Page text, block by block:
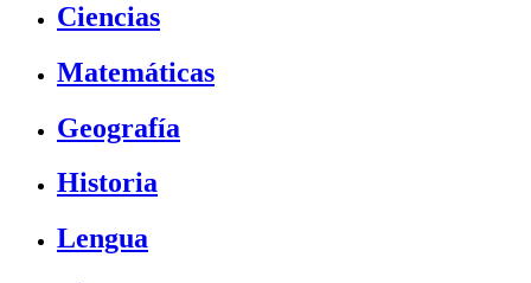
Ciencias
Matemáticas
Geografía
Historia
Lengua